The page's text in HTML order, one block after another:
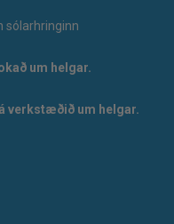
sólarhringinn
um helgar.
verkstæðið um helgar.